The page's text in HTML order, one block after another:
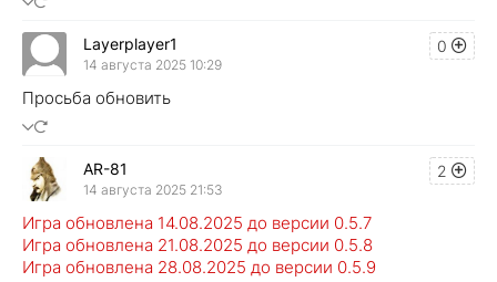
0
Layerplayer1
14 августа 2025 10:29
Просьба обновить
2
AR-81
14 августа 2025 21:53
Игра обновлена 14.08.2025 до версии 0.5.7
Игра обновлена 21.08.2025 до версии 0.5.8
Игра обновлена 28.08.2025 до версии 0.5.9